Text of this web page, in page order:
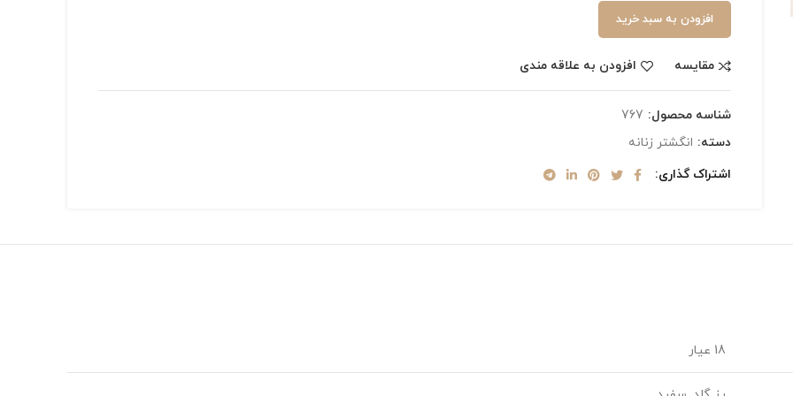
افزودن به سبد خرید
مقایسه افزودن به علاقه مندی
شناسه محصول: 767
دسته: انگشتر زنانه
اشتراک گذاری
18 عیار